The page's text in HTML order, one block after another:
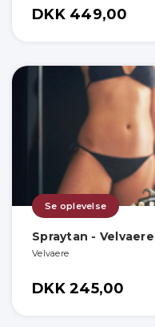
DKK 449,00
Se oplevelse
Spraytan - Velvaere
Velvaere
DKK 245,00